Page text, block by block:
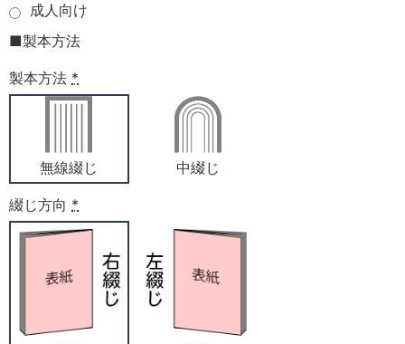
成人向け
■製本方法
製本方法 *
無線綴じ 中綴じ
綴じ方向 *